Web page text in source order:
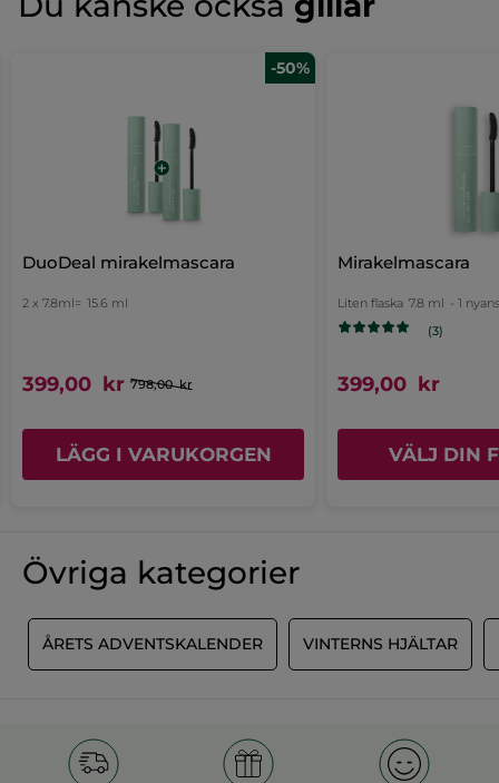
Inget
LÄGG TILL RECENSION
-50%
DuoDeal mirakelmascara
2 x 7.8ml= 15.6 ml
399,00 kr 798,00 kr
LÄGG I VARUKORGEN
Mirakelmascara
Liten flaska 7.8 ml - 1 nyans
(3)
399,00 kr
VÄLJ DIN
Övriga kategorier
ÅRETS ADVENTSKALENDER VINTERNS HJÄLTAR